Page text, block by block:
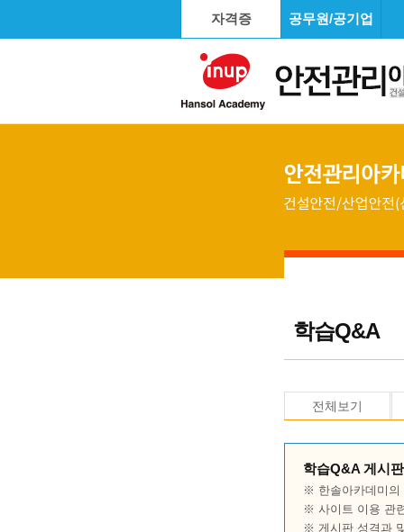
자격증 공무원/공기업
학습Q&A
전체보기
학습Q&A 게시
※ 한솔아카데미의
※ 사이트 이용 관
※ 게시판 성격과